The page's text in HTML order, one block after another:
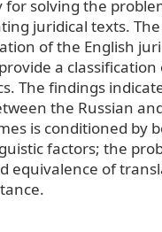
for solving the
juridical texts.
of the English
a classification
The findings
the Russian
is conditioned by
factors; the
equivalence of